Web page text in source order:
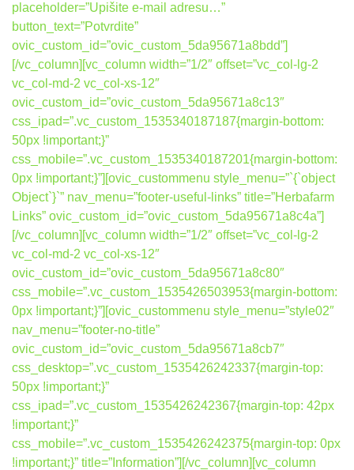
placeholder=”Upišite e-mail adresu…”
button_text=”Potvrdite”
ovic_custom_id=”ovic_custom_5da95671a8bdd”]
[/vc_column][vc_column width=”1/2″ offset=”vc_col-lg-2
vc_col-md-2 vc_col-xs-12″
ovic_custom_id=”ovic_custom_5da95671a8c13″
css_ipad=”.vc_custom_1535340187187{margin-bottom:
50px !important;}”
css_mobile=”.vc_custom_1535340187201{margin-bottom:
0px !important;}”][ovic_custommenu style_menu=”`{`object
Object`}`” nav_menu=”footer-useful-links” title=”Herbafarm
Links” ovic_custom_id=”ovic_custom_5da95671a8c4a”]
[/vc_column][vc_column width=”1/2″ offset=”vc_col-lg-2
vc_col-md-2 vc_col-xs-12″
ovic_custom_id=”ovic_custom_5da95671a8c80″
css_mobile=”.vc_custom_1535426503953{margin-bottom:
0px !important;}”][ovic_custommenu style_menu=”style02″
nav_menu=”footer-no-title”
ovic_custom_id=”ovic_custom_5da95671a8cb7″
css_desktop=”.vc_custom_1535426242337{margin-top:
50px !important;}”
css_ipad=”.vc_custom_1535426242367{margin-top: 42px
!important;}”
css_mobile=”.vc_custom_1535426242375{margin-top: 0px
!important;}” title=”Information”][/vc_column][vc_column